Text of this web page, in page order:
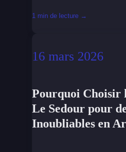
1 min de lecture →
16 mars 2026
Pourquoi Choisir
Le Sedour pour
Inoubliables en